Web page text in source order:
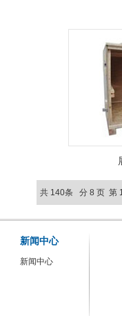
共 140条 分 8 页
新闻中心
新闻中心